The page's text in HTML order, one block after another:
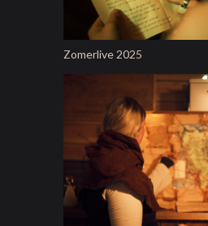
Zomerlive 2025